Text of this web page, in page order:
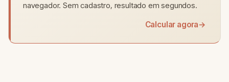
navegador. Sem cadastro, resultado em segundos.
Calcular agora→